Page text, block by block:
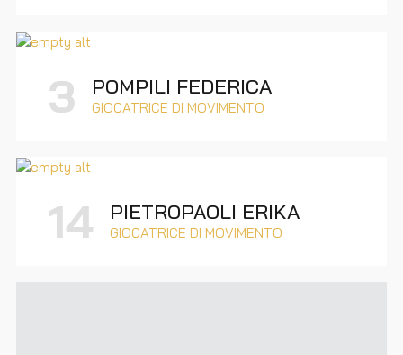
3 POMPILI FEDERICA
GIOCATRICE DI MOVIMENTO
14 PIETROPAOLI ERIKA
GIOCATRICE DI MOVIMENTO